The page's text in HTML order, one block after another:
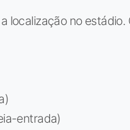
localização no estádio.
entrada)